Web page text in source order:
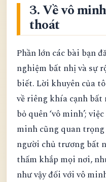
3. Về vô
thoát
Phần lớn các bài bạn
nghiệm bất nhị và sự
biết. Lời khuyên của
về riêng khía cạnh
bỏ quên ‘vô minh’;
minh cũng quan
người chủ trương bất
thấm khắp mọi nơi,
như vậy đối với vô